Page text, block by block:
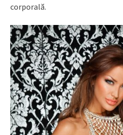
corporală.